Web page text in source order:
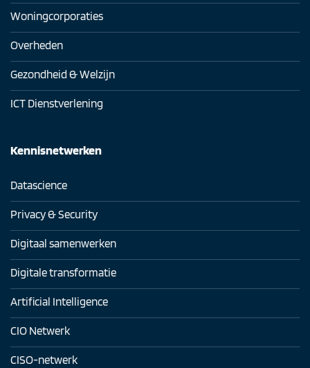
Woningcorporaties
Overheden
Gezondheid & Welzijn
ICT Dienstverlening
Kennisnetwerken
Datascience
Privacy & Security
Digitaal samenwerken
Digitale transformatie
Artificial Intelligence
CIO Netwerk
CISO-netwerk